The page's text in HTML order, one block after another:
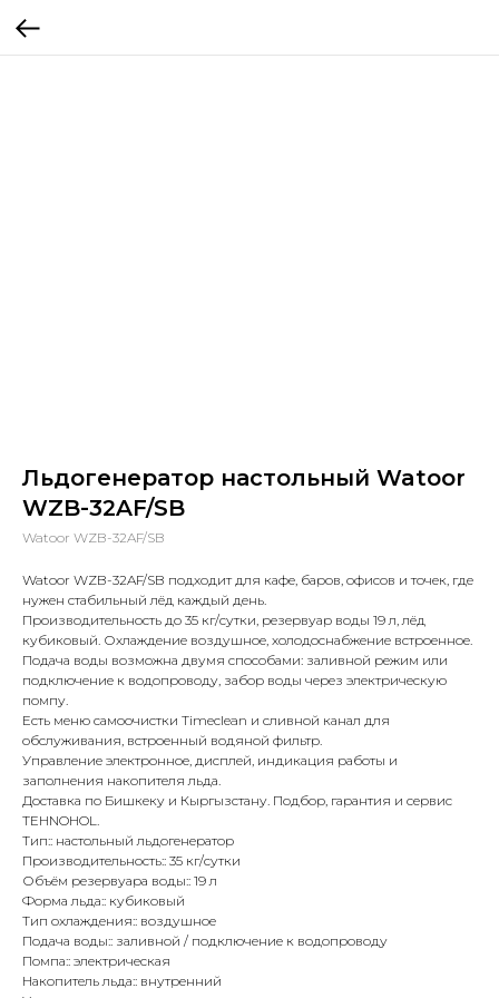
Льдогенератор настольный Watoor
WZB-32AF/SB
Watoor WZB-32AF/SB
Watoor WZB-32AF/SB подходит для кафе, баров, офисов и точек, где
нужен стабильный лёд каждый день.
Производительность до 35 кг/сутки, резервуар воды 19 л, лёд
кубиковый. Охлаждение воздушное, холодоснабжение встроенное.
Подача воды возможна двумя способами: заливной режим или
подключение к водопроводу, забор воды через электрическую
помпу.
Есть меню самоочистки Timeclean и сливной канал для
обслуживания, встроенный водяной фильтр.
Управление электронное, дисплей, индикация работы и
заполнения накопителя льда.
Доставка по Бишкеку и Кыргызстану. Подбор, гарантия и сервис
TEHNOHOL.
Тип:: настольный льдогенератор
Производительность:: 35 кг/сутки
Объём резервуара воды:: 19 л
Форма льда:: кубиковый
Тип охлаждения:: воздушное
Подача воды:: заливной / подключение к водопроводу
Помпа:: электрическая
Накопитель льда:: внутренний